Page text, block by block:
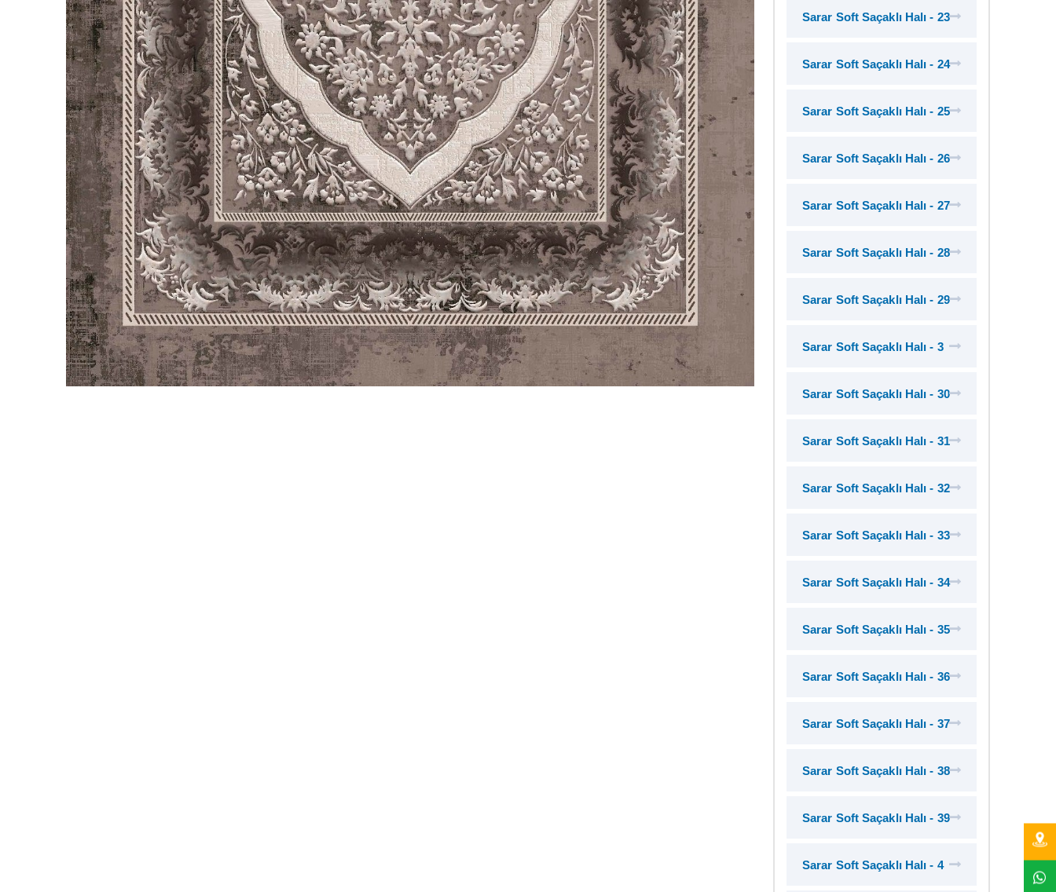
Sarar Soft Saçaklı Halı - 23
Sarar Soft Saçaklı Halı - 24
Sarar Soft Saçaklı Halı - 25
Sarar Soft Saçaklı Halı - 26
Sarar Soft Saçaklı Halı - 27
Sarar Soft Saçaklı Halı - 28
Sarar Soft Saçaklı Halı - 29
Sarar Soft Saçaklı Halı - 3
Sarar Soft Saçaklı Halı - 30
Sarar Soft Saçaklı Halı - 31
Sarar Soft Saçaklı Halı - 32
Sarar Soft Saçaklı Halı - 33
Sarar Soft Saçaklı Halı - 34
Sarar Soft Saçaklı Halı - 35
Sarar Soft Saçaklı Halı - 36
Sarar Soft Saçaklı Halı - 37
Sarar Soft Saçaklı Halı - 38
Sarar Soft Saçaklı Halı - 39
Sarar Soft Saçaklı Halı - 4